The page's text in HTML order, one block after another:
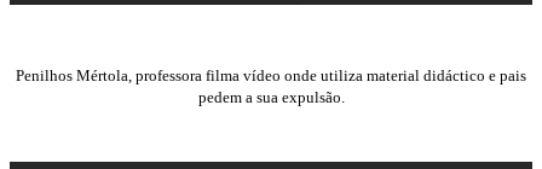
Penilhos Mértola, professora filma vídeo onde utiliza material didáctico e pais
pedem a sua expulsão.